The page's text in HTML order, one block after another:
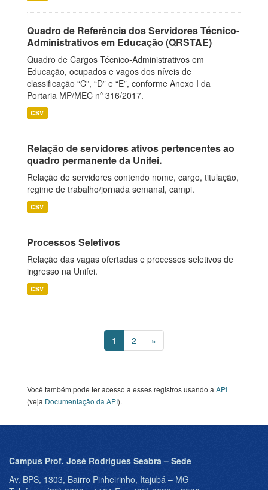
Quadro de Referência dos Servidores Técnico-
Administrativos em Educação (QRSTAE)
Quadro de Cargos Técnico-Administrativos em
Educação, ocupados e vagos dos níveis de
classificação “C”, “D” e “E”, conforme Anexo I da
Portaria MP/MEC nº 316/2017.
CSV
Relação de servidores ativos pertencentes ao
quadro permanente da Unifei.
Relação de servidores contendo nome, cargo, titulação,
regime de trabalho/jornada semanal, campi.
CSV
Processos Seletivos
Relação das vagas ofertadas e processos seletivos de
ingresso na Unifei.
CSV
1 2 »
Você também pode ter acesso a esses registros usando a API
(veja Documentação da API).
Campus Prof. José Rodrigues Seabra – Sede
Av. BPS, 1303, Bairro Pinheirinho, Itajubá – MG